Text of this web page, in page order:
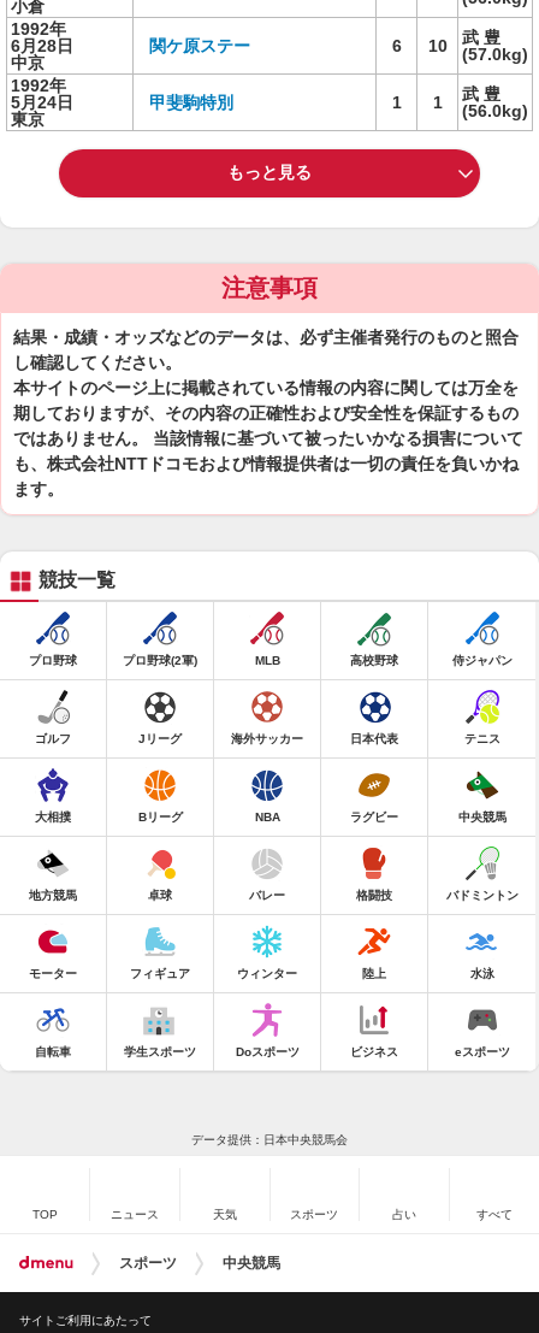
小倉
1992年
6月28日
中京
関ケ原ステー 6 10
武 豊
(57.0kg)
1992年
5月24日
東京
甲斐駒特別 1 1
武 豊
(56.0kg)
もっと見る
注意事項
結果・成績・オッズなどのデータは、必ず主催者発行のものと照合
し確認してください。
本サイトのページ上に掲載されている情報の内容に関しては万全を
期しておりますが、その内容の正確性および安全性を保証するもの
ではありません。 当該情報に基づいて被ったいかなる損害について
も、株式会社NTTドコモおよび情報提供者は一切の責任を負いかね
ます。
競技一覧
プロ野球 プロ野球(2軍) MLB 高校野球 侍ジャパン
ゴルフ Jリーグ 海外サッカー 日本代表 テニス
大相撲 Bリーグ NBA ラグビー 中央競馬
地方競馬 卓球 バレー 格闘技 バドミントン
モーター フィギュア ウィンター 陸上 水泳
自転車 学生スポーツ Doスポーツ ビジネス eスポーツ
データ提供：日本中央競馬会
TOP ニュース 天気 スポーツ 占い すべて
スポーツ 中央競馬
サイトご利用にあたって